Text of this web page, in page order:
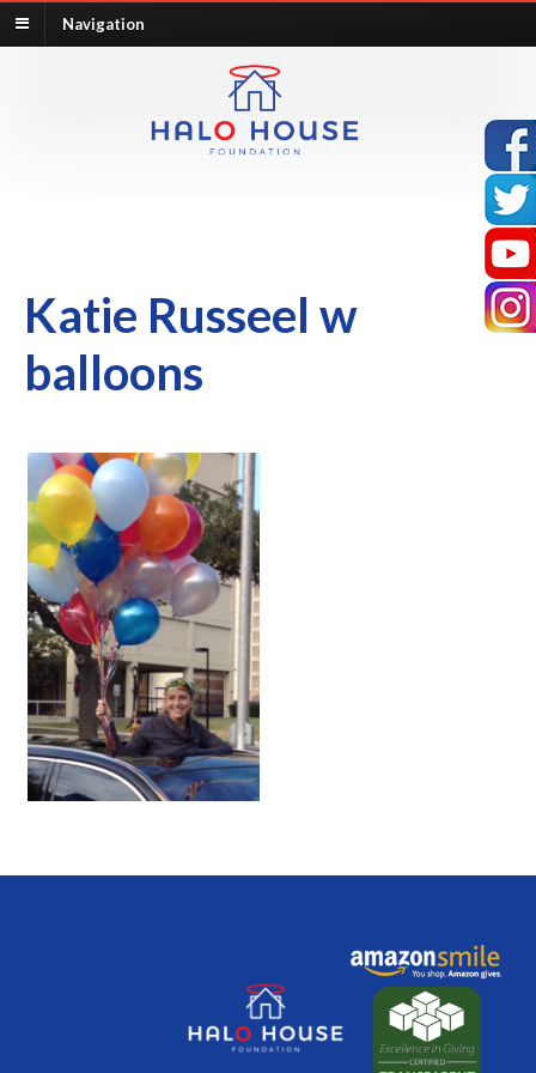
Navigation
Katie Russeel w
balloons